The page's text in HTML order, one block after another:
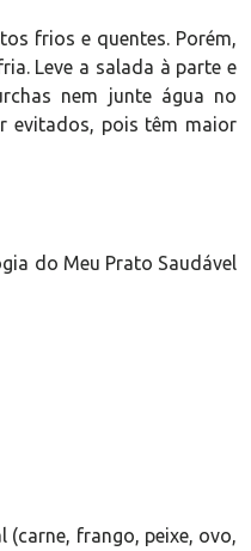
frios e quentes. Porém,
Leve a salada à parte e
nem junte água no
evitados, pois têm maior
do Meu Prato Saudável
frango, peixe, ovo,